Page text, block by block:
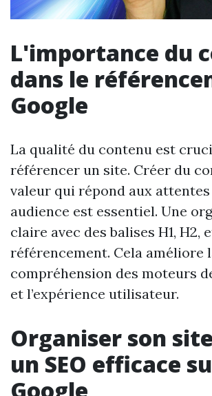
L'importance du
dans le
Google
La qualité du contenu est
référencer un site. Créer du
valeur qui répond aux
audience est essentiel. Une
claire avec des balises H1, H2,
référencement. Cela améliore
compréhension des moteurs
et l’expérience utilisateur.
Organiser son
un SEO efficace